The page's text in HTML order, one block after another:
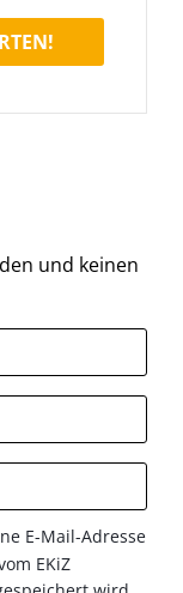
und keinen
E-Mail-Adresse
EKiZ